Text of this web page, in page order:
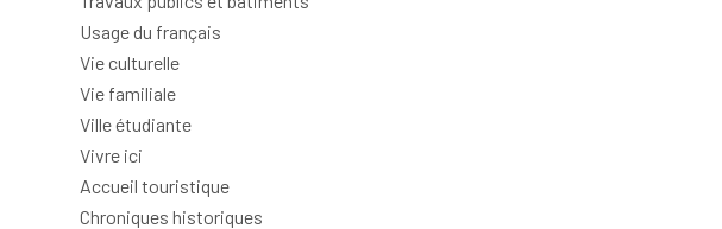
Usage du français
Vie culturelle
Vie familiale
Ville étudiante
Vivre ici
Accueil touristique
Chroniques historiques